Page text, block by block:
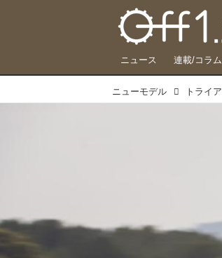
ニュース 連載/コラム
ニューモデル